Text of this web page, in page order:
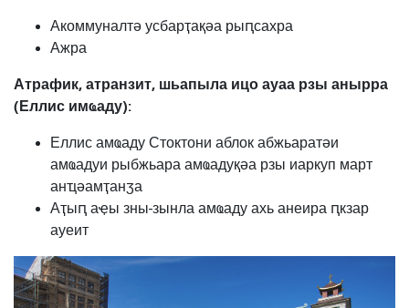
Акоммуналтә усбарҭақәа рыԥсахра
Ажра
Атрафик, атранзит, шьапыла ицо ауаа рзы анырра
(Еллис имҩаду):
Еллис амҩаду Стоктони аблок абжьаратәи
амҩадуи рыбжьара амҩадуқәа рзы иаркуп март
анҵәамҭанӡа
Аҭыԥ аҿы зны-зынла амҩаду ахь анеира ԥкзар
ауеит